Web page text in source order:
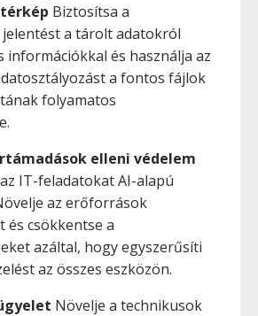
Biztosítsa a
a tárolt adatokról
információkkal és használja az
a fontos fájlok
folyamatos
elleni védelem
IT-feladatokat AI-alapú
az erőforrások
és csökkentse a
azáltal, hogy egyszerűsíti
az összes eszközön.
Növelje a technikusok